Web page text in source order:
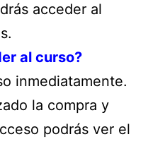
acceder al
al curso?
inmediatamente.
la compra y
podrás ver el